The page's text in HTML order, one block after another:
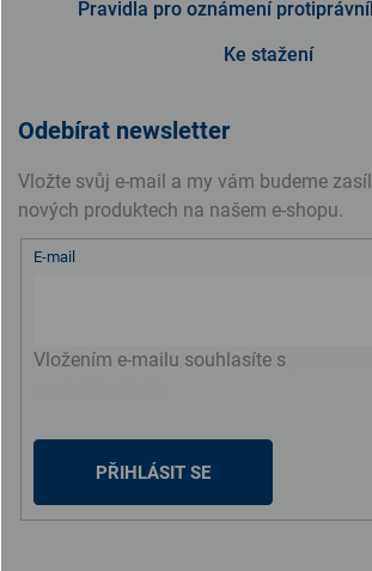
Pravidla pro oznámení
Ke stažení
Odebírat newsletter
Vložte svůj e-mail a my vám budeme
nových produktech na našem e-shopu.
E-mail
Vložením e-mailu souhlasíte s
PŘIHLÁSIT SE